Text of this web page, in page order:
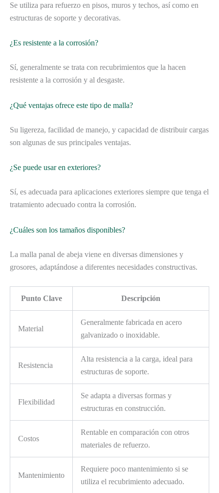
Se utiliza para refuerzo en pisos, muros y techos, así como en
estructuras de soporte y decorativas.
¿Es resistente a la corrosión?
Sí, generalmente se trata con recubrimientos que la hacen
resistente a la corrosión y al desgaste.
¿Qué ventajas ofrece este tipo de malla?
Su ligereza, facilidad de manejo, y capacidad de distribuir cargas
son algunas de sus principales ventajas.
¿Se puede usar en exteriores?
Sí, es adecuada para aplicaciones exteriores siempre que tenga el
tratamiento adecuado contra la corrosión.
¿Cuáles son los tamaños disponibles?
La malla panal de abeja viene en diversas dimensiones y
grosores, adaptándose a diferentes necesidades constructivas.
Punto Clave Descripción
Material
Generalmente fabricada en acero
galvanizado o inoxidable.
Resistencia
Alta resistencia a la carga, ideal para
estructuras de soporte.
Flexibilidad
Se adapta a diversas formas y
estructuras en construcción.
Costos
Rentable en comparación con otros
materiales de refuerzo.
Mantenimiento
Requiere poco mantenimiento si se
utiliza el recubrimiento adecuado.